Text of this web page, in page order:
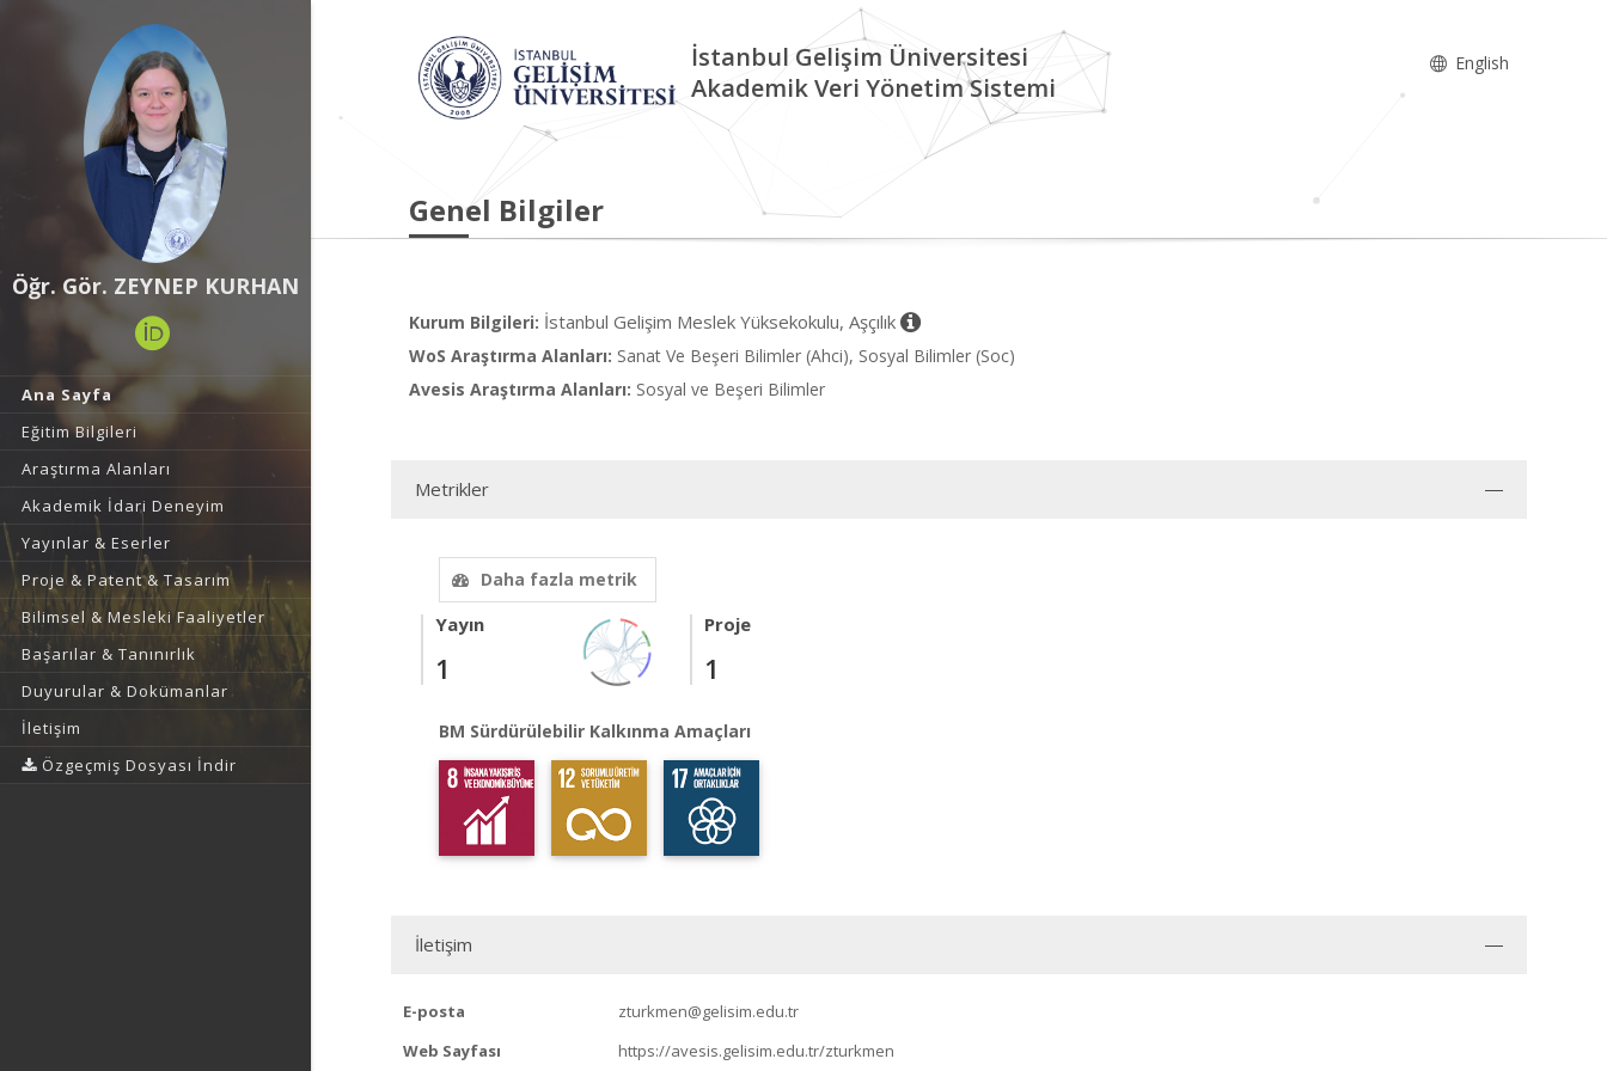
Öğr. Gör. ZEYNEP KURHAN
Ana Sayfa
Eğitim Bilgileri
Araştırma Alanları
Akademik İdari Deneyim
Yayınlar & Eserler
Proje & Patent & Tasarım
Bilimsel & Mesleki Faaliyetler
Başarılar & Tanınırlık
Duyurular & Dokümanlar
İletişim
Özgeçmiş Dosyası İndir
İstanbul Gelişim Üniversitesi
Akademik Veri Yönetim Sistemi
English
Genel Bilgiler
Kurum Bilgileri: İstanbul Gelişim Meslek Yüksekokulu, Aşçılık
WoS Araştırma Alanları: Sanat Ve Beşeri Bilimler (Ahci), Sosyal Bilimler (Soc)
Avesis Araştırma Alanları: Sosyal ve Beşeri Bilimler
Metrikler
Daha fazla metrik
Yayın
1
Proje
1
BM Sürdürülebilir Kalkınma Amaçları
İletişim
E-posta
zturkmen@gelisim.edu.tr
Web Sayfası
https://avesis.gelisim.edu.tr/zturkmen